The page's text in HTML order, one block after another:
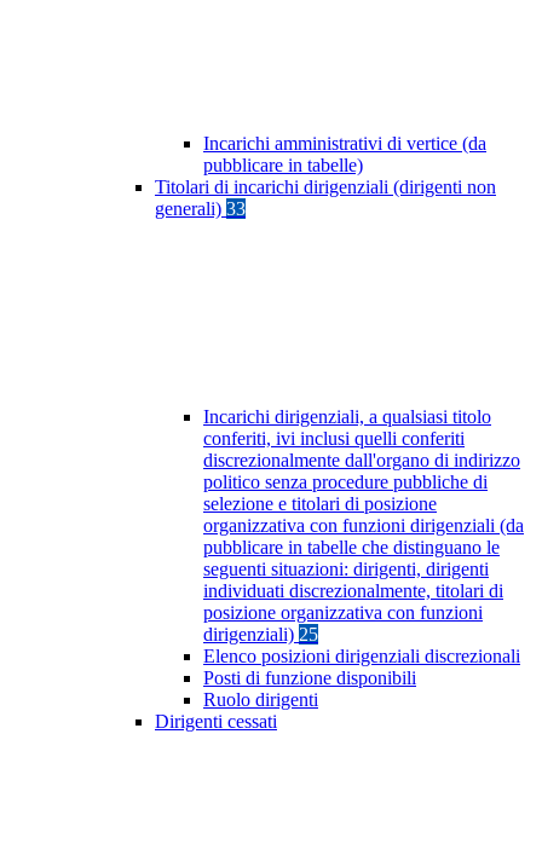
Incarichi amministrativi di vertice (da
pubblicare in tabelle)
Titolari di incarichi dirigenziali (dirigenti non
generali) 33
Incarichi dirigenziali, a qualsiasi titolo
conferiti, ivi inclusi quelli conferiti
discrezionalmente dall'organo di indirizzo
politico senza procedure pubbliche di
selezione e titolari di posizione
organizzativa con funzioni dirigenziali (da
pubblicare in tabelle che distinguano le
seguenti situazioni: dirigenti, dirigenti
individuati discrezionalmente, titolari di
posizione organizzativa con funzioni
dirigenziali) 25
Elenco posizioni dirigenziali discrezionali
Posti di funzione disponibili
Ruolo dirigenti
Dirigenti cessati